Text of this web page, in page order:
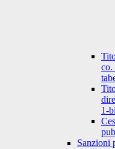
co.
1-
Sanzioni